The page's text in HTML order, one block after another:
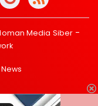
Media Siber